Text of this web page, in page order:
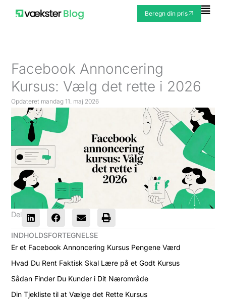
Beregn din pris
Facebook Annoncering
Kursus: Vælg det rette i 2026
Opdateret mandag 11. maj 2026
Del
INDHOLDSFORTEGNELSE
Er et Facebook Annoncering Kursus Pengene Værd
Hvad Du Rent Faktisk Skal Lære på et Godt Kursus
Sådan Finder Du Kunder i Dit Nærområde
Din Tjekliste til at Vælge det Rette Kursus